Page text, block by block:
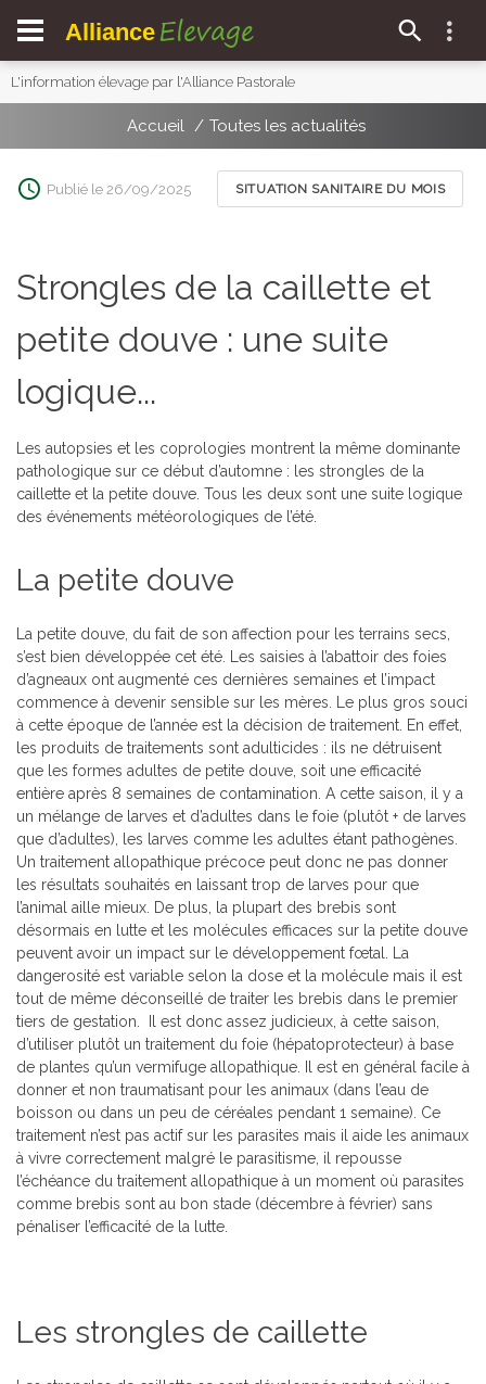
Alliance Elevage
L'information élevage par l'Alliance Pastorale
Accueil Toutes les actualités
Publié le 26/09/2025 SITUATION SANITAIRE DU MOIS
Strongles de la caillette et
petite douve : une suite
logique...
Les autopsies et les coprologies montrent la même dominante
pathologique sur ce début d’automne : les strongles de la
caillette et la petite douve. Tous les deux sont une suite logique
des événements météorologiques de l’été.
La petite douve
La petite douve, du fait de son affection pour les terrains secs,
s’est bien développée cet été. Les saisies à l’abattoir des foies
d’agneaux ont augmenté ces dernières semaines et l’impact
commence à devenir sensible sur les mères. Le plus gros souci
à cette époque de l’année est la décision de traitement. En effet,
les produits de traitements sont adulticides : ils ne détruisent
que les formes adultes de petite douve, soit une efficacité
entière après 8 semaines de contamination. A cette saison, il y a
un mélange de larves et d’adultes dans le foie (plutôt + de larves
que d’adultes), les larves comme les adultes étant pathogènes.
Un traitement allopathique précoce peut donc ne pas donner
les résultats souhaités en laissant trop de larves pour que
l’animal aille mieux. De plus, la plupart des brebis sont
désormais en lutte et les molécules efficaces sur la petite douve
peuvent avoir un impact sur le développement fœtal. La
dangerosité est variable selon la dose et la molécule mais il est
tout de même déconseillé de traiter les brebis dans le premier
tiers de gestation. Il est donc assez judicieux, à cette saison,
d’utiliser plutôt un traitement du foie (hépatoprotecteur) à base
de plantes qu’un vermifuge allopathique. Il est en général facile à
donner et non traumatisant pour les animaux (dans l’eau de
boisson ou dans un peu de céréales pendant 1 semaine). Ce
traitement n’est pas actif sur les parasites mais il aide les animaux
à vivre correctement malgré le parasitisme, il repousse
l’échéance du traitement allopathique à un moment où parasites
comme brebis sont au bon stade (décembre à février) sans
pénaliser l’efficacité de la lutte.
Les strongles de caillette